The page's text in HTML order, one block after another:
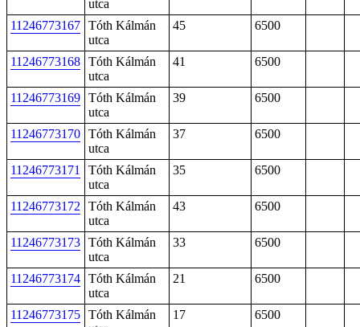
utca
11246773167 Tóth Kálmán
utca
45 6500
11246773168 Tóth Kálmán
utca
41 6500
11246773169 Tóth Kálmán
utca
39 6500
11246773170 Tóth Kálmán
utca
37 6500
11246773171
Tóth Kálmán
utca
35 6500
11246773172
Tóth Kálmán
utca
43 6500
11246773173 Tóth Kálmán
utca
33 6500
11246773174 Tóth Kálmán
utca
21 6500
11246773175 Tóth Kálmán
17 6500